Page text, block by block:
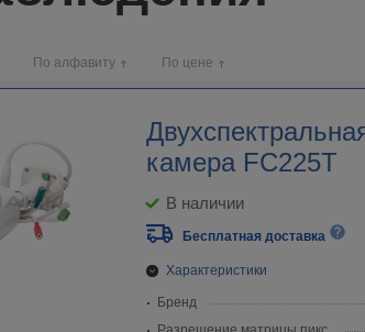
По алфавиту По цене
камера FC225T
В наличии
Бесплатная доставка
Характеристики
Бренд